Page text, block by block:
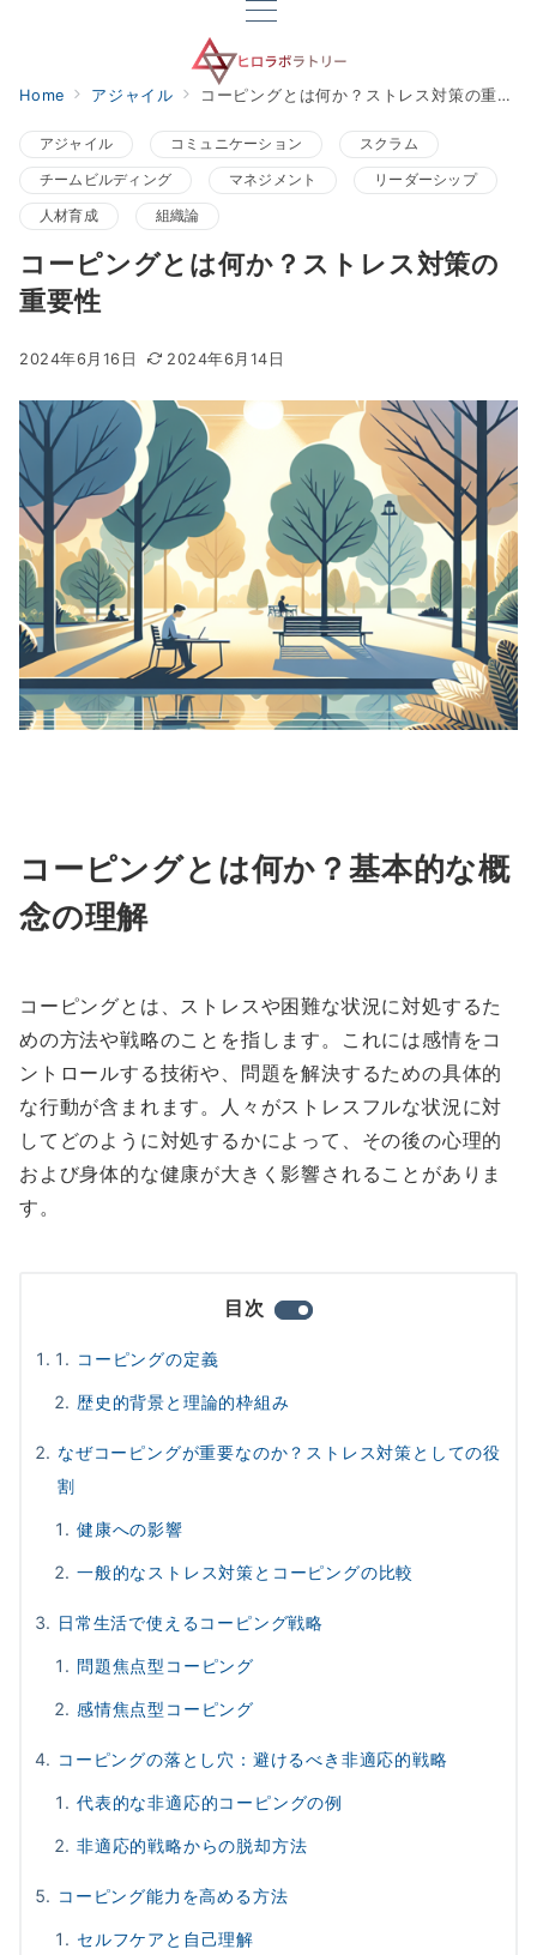
Home アジャイル コーピングとは何か？ストレス対策の重要性
アジャイル コミュニケーション スクラム
チームビルディング マネジメント リーダーシップ
人材育成 組織論
コーピングとは何か？ストレス対策の
重要性
2024年6月16日 2024年6月14日
コーピングとは何か？基本的な概
念の理解
コーピングとは、ストレスや困難な状況に対処するた
めの方法や戦略のことを指します。これには感情をコ
ントロールする技術や、問題を解決するための具体的
な行動が含まれます。人々がストレスフルな状況に対
してどのように対処するかによって、その後の心理的
および身体的な健康が大きく影響されることがありま
す。
目次
コーピングの定義
歴史的背景と理論的枠組み
なぜコーピングが重要なのか？ストレス対策としての役
割
健康への影響
一般的なストレス対策とコーピングの比較
日常生活で使えるコーピング戦略
問題焦点型コーピング
感情焦点型コーピング
コーピングの落とし穴：避けるべき非適応的戦略
代表的な非適応的コーピングの例
非適応的戦略からの脱却方法
コーピング能力を高める方法
セルフケアと自己理解